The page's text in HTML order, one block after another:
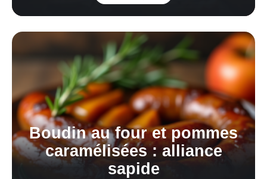
Boudin au four et pommes
caramélisées : alliance
sapide